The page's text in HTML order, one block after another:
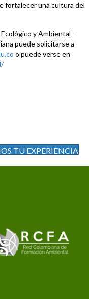
fortalecer una cultura del
y Ambiental –
puede solicitarse a
o puede verse en
TU EXPERIENCIA